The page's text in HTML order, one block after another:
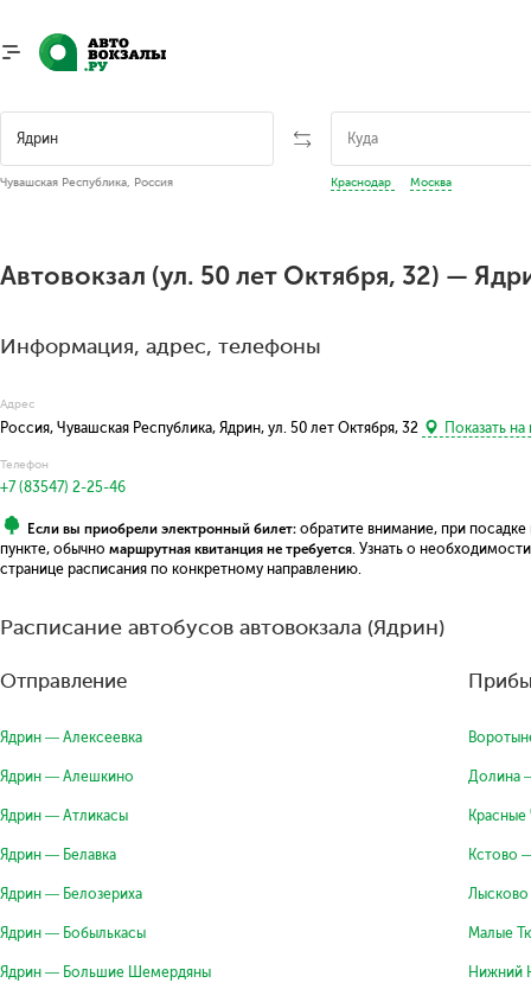
Чувашская Республика, Россия Краснодар Москва
Автовокзал (ул. 50 лет Октября, 32) —
Информация, адрес, телефоны
Адрес
Россия, Чувашская Республика, Ядрин, ул. 50 лет Октября, 32 Показать на
Телефон
+7 (83547) 2-25-46
Если вы приобрели электронный билет: обратите внимание, при
пункте, обычно маршрутная квитанция не требуется. Узнать о
странице расписания по конкретному направлению.
Расписание автобусов автовокзала (Ядрин)
Отправление
Ядрин — Алексеевка
Ядрин — Алешкино
Ядрин — Атликасы
Ядрин — Белавка
Ядрин — Белозериха
Ядрин — Бобылькасы
Ядрин — Большие Шемердяны
Долина
Кстово
Малые
Нижний